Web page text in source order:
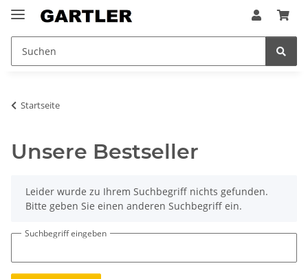
Startseite
Unsere Bestseller
xLeider wurde zu Ihrem Suchbegriff nichts gefunden.
Bitte geben Sie einen anderen Suchbegriff ein.
Suchbegriff eingeben